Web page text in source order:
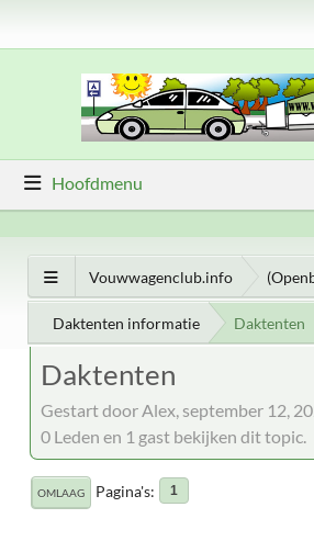
Hoofdmenu
Vouwwagenclub.info
Daktenten informatie Daktenten
Daktenten
Gestart door Alex, september 12,
0 Leden en 1 gast bekijken dit topic.
OMLAAG Pagina's 1